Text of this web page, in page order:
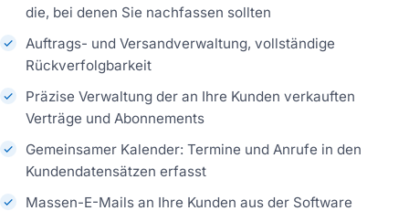
die, bei denen Sie nachfassen sollten
Auftrags- und Versandverwaltung, vollständige
Rückverfolgbarkeit
Präzise Verwaltung der an Ihre Kunden verkauften
Verträge und Abonnements
Gemeinsamer Kalender: Termine und Anrufe in den
Kundendatensätzen erfasst
Massen-E-Mails an Ihre Kunden aus der Software